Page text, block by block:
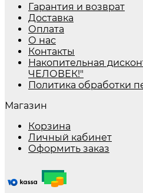
Гарантия и возврат
Доставка
Оплата
О нас
Контакты
Накопительная
ЧЕЛОВЕК!"
Политика обработки
Магазин
Корзина
Личный кабинет
Оформить заказ